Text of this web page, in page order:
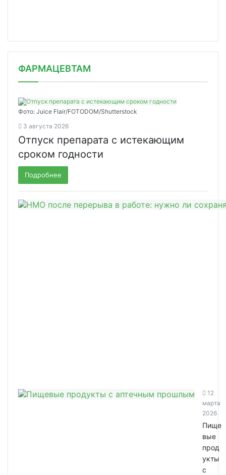
ФАРМАЦЕВТАМ
Фото: Juice Flair/FOTODOM/Shutterstoсk
3 августа 2026
Отпуск препарата с истекающим
сроком годности
Подробнее
12
марта
2026
Пище
вые
прод
укты
с